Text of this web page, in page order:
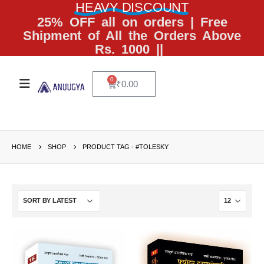
HEAVY DISCOUNT
25% OFF all on orders | Free
Shipment of All the Orders Above
Rs. 1000 ||
₹0.00
0
HOME SHOP PRODUCT TAG - #TOLESKY